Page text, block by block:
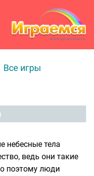
Все игры
небесные тела
ведь они такие
поэтому люди